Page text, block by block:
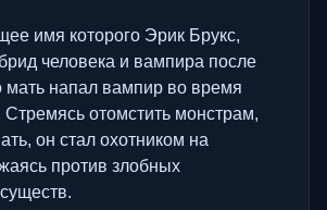
имя которого Эрик Брукс,
человека и вампира после
мать напал вампир во время
отомстить монстрам,
он стал охотником на
против злобных